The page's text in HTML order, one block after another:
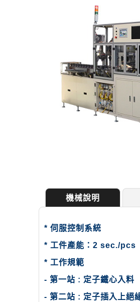
機械說明
* 伺服控制系統
* 工件產能：2 sec./pcs
* 工作規範
- 第一站 : 定子鐵心入料
- 第二站 : 定子插入上絕